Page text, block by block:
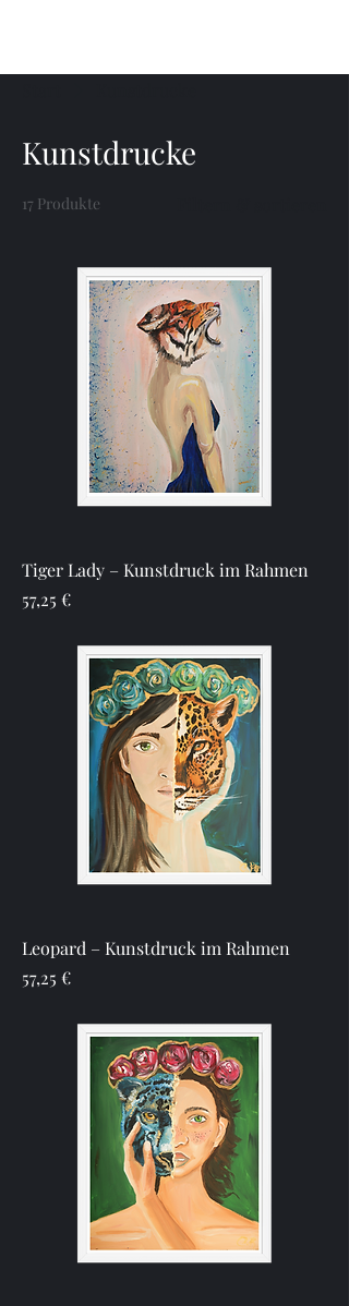
Kunstdrucke
17 Produkte
Tiger Lady – Kunstdruck im Rahmen
Preis
57,25 €
Leopard – Kunstdruck im Rahmen
Preis
57,25 €